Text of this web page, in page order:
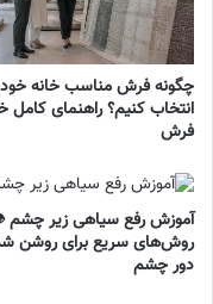
چگونه فرش مناسب خانه خود
انتخاب کنیم؟ راهنمای کامل
فرش
آموزش رفع سیاهی زیر
روش‌های سریع برای روشن
دور چشم